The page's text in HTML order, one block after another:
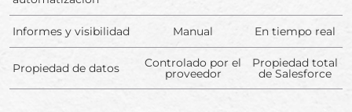
Informes y visibilidad Manual En tiempo real
Propiedad de datos Controlado por el
proveedor
Propiedad total
de Salesforce